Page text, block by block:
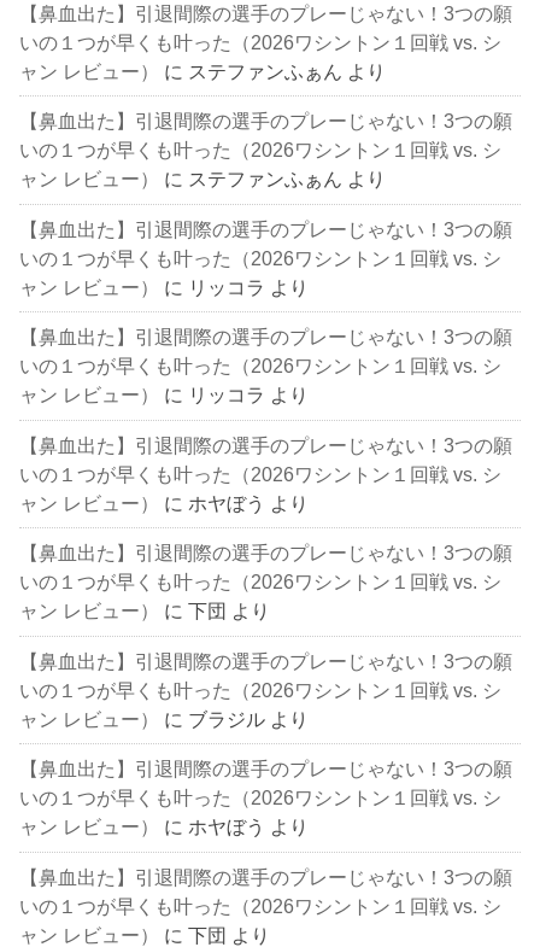
【鼻血出た】引退間際の選手のプレーじゃない！3つの願
いの１つが早くも叶った（2026ワシントン１回戦 vs. シ
ャン レビュー）
に ステファンふぁん より
【鼻血出た】引退間際の選手のプレーじゃない！3つの願
いの１つが早くも叶った（2026ワシントン１回戦 vs. シ
ャン レビュー）
に ステファンふぁん より
【鼻血出た】引退間際の選手のプレーじゃない！3つの願
いの１つが早くも叶った（2026ワシントン１回戦 vs. シ
ャン レビュー）
に リッコラ より
【鼻血出た】引退間際の選手のプレーじゃない！3つの願
いの１つが早くも叶った（2026ワシントン１回戦 vs. シ
ャン レビュー）
に リッコラ より
【鼻血出た】引退間際の選手のプレーじゃない！3つの願
いの１つが早くも叶った（2026ワシントン１回戦 vs. シ
ャン レビュー）
に ホヤぼう より
【鼻血出た】引退間際の選手のプレーじゃない！3つの願
いの１つが早くも叶った（2026ワシントン１回戦 vs. シ
ャン レビュー）
に下団 より
【鼻血出た】引退間際の選手のプレーじゃない！3つの願
いの１つが早くも叶った（2026ワシントン１回戦 vs. シ
ャン レビュー）
に ブラジル より
【鼻血出た】引退間際の選手のプレーじゃない！3つの願
いの１つが早くも叶った（2026ワシントン１回戦 vs. シ
ャン レビュー）
に ホヤぼう より
【鼻血出た】引退間際の選手のプレーじゃない！3つの願
いの１つが早くも叶った（2026ワシントン１回戦 vs. シ
ャン レビュー）
に下団 より